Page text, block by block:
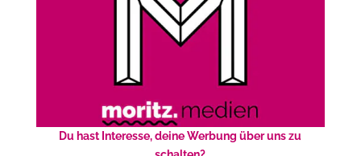
Du hast Interesse, deine Werbung über uns zu